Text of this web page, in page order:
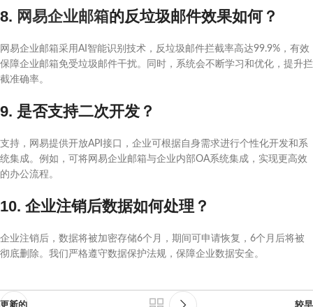
8. 网易企业邮箱的反垃圾邮件效果如何？
网易企业邮箱采用AI智能识别技术，反垃圾邮件拦截率高达99.9%，有效
保障企业邮箱免受垃圾邮件干扰。同时，系统会不断学习和优化，提升拦
截准确率。
9. 是否支持二次开发？
支持，网易提供开放API接口，企业可根据自身需求进行个性化开发和系
统集成。例如，可将网易企业邮箱与企业内部OA系统集成，实现更高效
的办公流程。
10. 企业注销后数据如何处理？
企业注销后，数据将被加密存储6个月，期间可申请恢复，6个月后将被
彻底删除。我们严格遵守数据保护法规，保障企业数据安全。
更新的 较早